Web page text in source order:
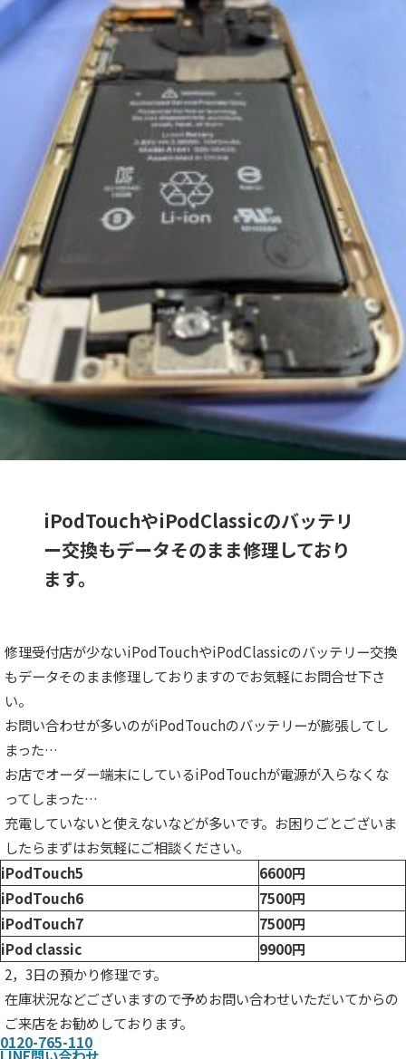
iPodTouchやiPodClassicのバッテリ
ー交換もデータそのまま修理しており
ます。
修理受付店が少ないiPodTouchやiPodClassicのバッテリー交換
もデータそのまま修理しておりますのでお気軽にお問合せ下さ
い。
お問い合わせが多いのがiPodTouchのバッテリーが膨張してし
まった…
お店でオーダー端末にしているiPodTouchが電源が入らなくな
ってしまった…
充電していないと使えないなどが多いです。お困りごとございま
したらまずはお気軽にご相談ください。
iPodTouch5
6600円
iPodTouch6
7500円
iPodTouch7
7500円
iPod classic
9900円
2，3日の預かり修理です。
在庫状況などございますので予めお問い合わせいただいてからの
ご来店をお勧めしております。
0120-765-110